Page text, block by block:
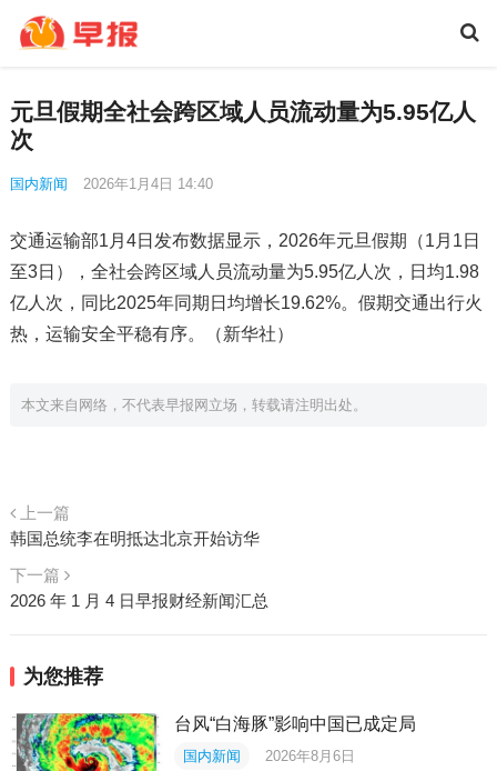
元旦假期全社会跨区域人员流动量为5.95亿人
次
国内新闻 2026年1月4日 14:40
交通运输部1月4日发布数据显示，2026年元旦假期（1月1日
至3日），全社会跨区域人员流动量为5.95亿人次，日均1.98
亿人次，同比2025年同期日均增长19.62%。假期交通出行火
热，运输安全平稳有序。（新华社）
本文来自网络，不代表早报网立场，转载请注明出处。
上一篇
韩国总统李在明抵达北京开始访华
下一篇
2026 年 1 月 4 日早报财经新闻汇总
为您推荐
台风“白海豚”影响中国已成定局
国内新闻 2026年8月6日